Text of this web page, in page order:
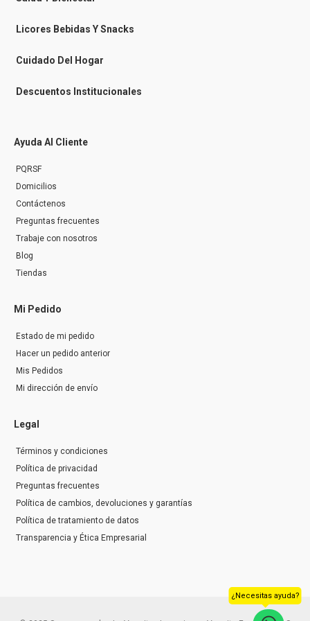
s
n
g
r
Licores Bebidas Y Snacks
Cuidado Del Hogar
Descuentos Institucionales
Ayuda Al Cliente
PQRSF
Domicilios
Contáctenos
Preguntas frecuentes
Trabaje con nosotros
Blog
Tiendas
Mi Pedido
Estado de mi pedido
Hacer un pedido anterior
Mis Pedidos
Mi dirección de envío
Legal
Términos y condiciones
Política de privacidad
Preguntas frecuentes
Política de cambios, devoluciones y garantías
Política de tratamiento de datos
Transparencia y Ética Empresarial
¿Necesitas ayuda?